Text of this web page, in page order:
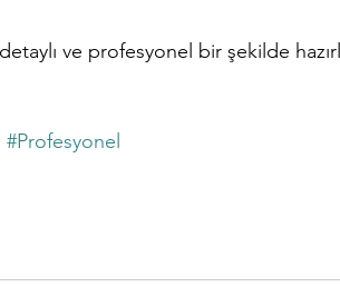
ve profesyonel bir şekilde
#Profesyonel